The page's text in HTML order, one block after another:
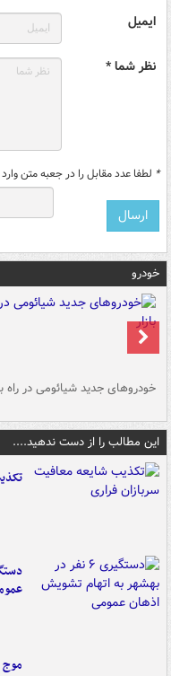
ایمیل
نظر شما *
* لطفا عدد مقابل را در جعبه متن وارد
خودرو
خودروهای جدید شیائومی در راه
این مطالب را از دست ندهید....
موج